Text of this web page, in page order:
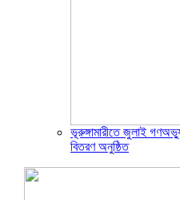
ভূরুঙ্গামারীতে জুলাই
বিতরণ অনুষ্ঠিত